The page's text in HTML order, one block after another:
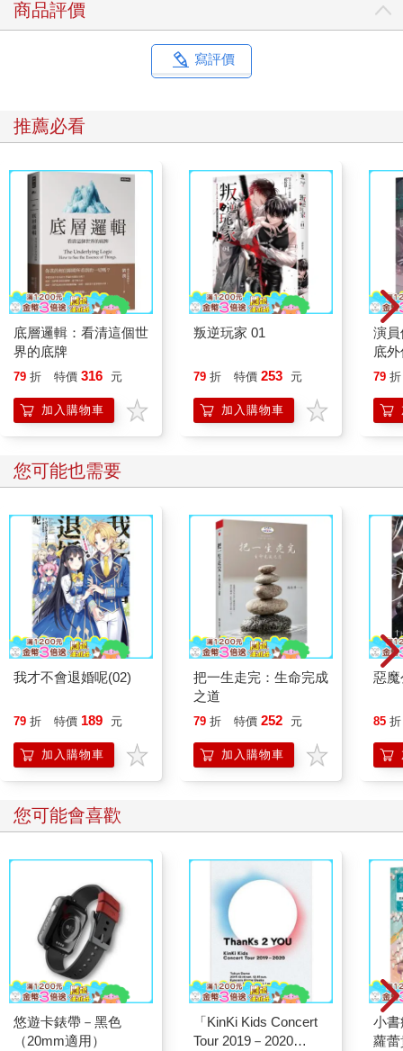
商品評價
寫評價
推薦必看
底層邏輯：看清這個世
界的底牌
79 折 特價 316 元
加入購物車
叛逆玩家 01
79 折 特價 253 元
加入購物車
演
底
79 折
您可能也需要
我才不會退婚呢(02)
79 折 特價 189 元
加入購物車
把一生走完：生命完成
之道
79 折 特價 252 元
加入購物車
惡
85 折
您可能會喜歡
悠遊卡錶帶－黑色
（20mm適用）
「KinKi Kids Concert
Tour 2019－2020
小
蘿